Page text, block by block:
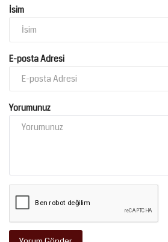
İsim
E-posta Adresi
Yorumunuz